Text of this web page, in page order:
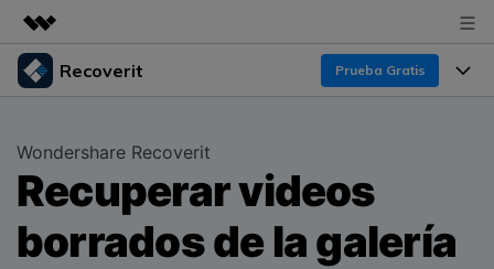
Productos destacados
Utilidades
Soluciones
Quiénes somos
Sala de prensa
Recoverit Prueba Gratis
Recoverit para Windows
Líder en recuperación para Windows
Funciones
Recuperar de Unidades
Recursos
Wondershare Recoverit
Recuperar videos
borrados de la galería